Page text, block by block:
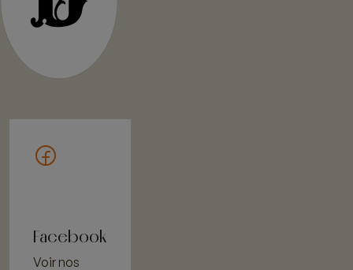
Facebook
Voir nos